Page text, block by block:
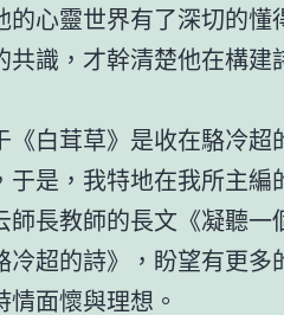
的心靈世界有了深切的
共識，才幹清楚他在構
《白茸草》是收在駱冷
于是，我特地在我所主
師長教師的長文《凝聽一
超的詩》，盼望有更多
情面懷與理想。